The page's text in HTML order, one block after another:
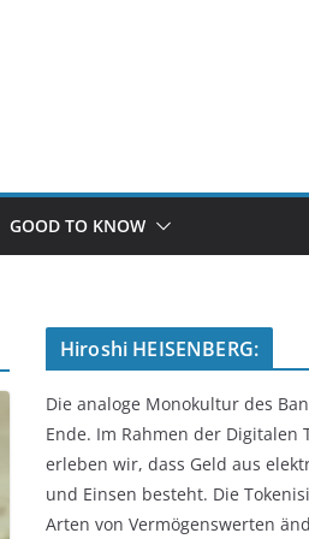
GOOD TO KNOW
Hiroshi HEISENBERG:
Die analoge Monokultur des
Ende. Im Rahmen der Digitalen
erleben wir, dass Geld aus
und Einsen besteht. Die
Arten von Vermögenswerten